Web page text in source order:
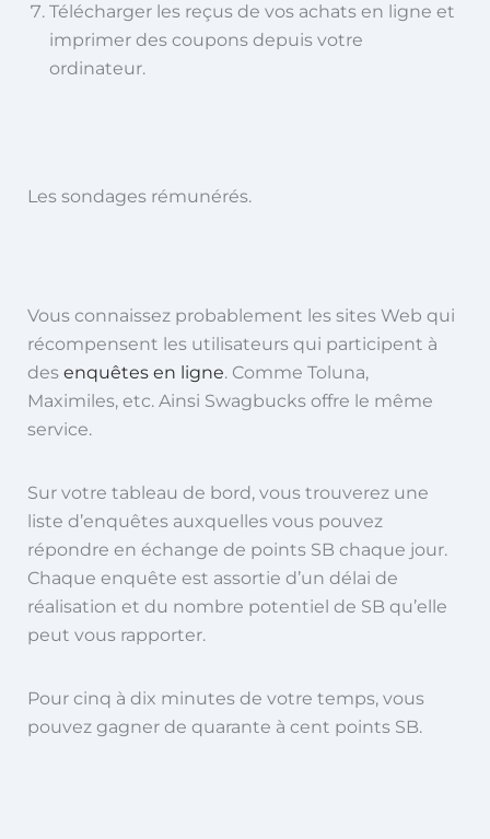
Télécharger les reçus de vos achats en ligne et
imprimer des coupons depuis votre
ordinateur.
Les sondages rémunérés.
Vous connaissez probablement les sites Web qui
récompensent les utilisateurs qui participent à
des enquêtes en ligne. Comme Toluna,
Maximiles, etc. Ainsi Swagbucks offre le même
service.
Sur votre tableau de bord, vous trouverez une
liste d’enquêtes auxquelles vous pouvez
répondre en échange de points SB chaque jour.
Chaque enquête est assortie d’un délai de
réalisation et du nombre potentiel de SB qu’elle
peut vous rapporter.
Pour cinq à dix minutes de votre temps, vous
pouvez gagner de quarante à cent points SB.